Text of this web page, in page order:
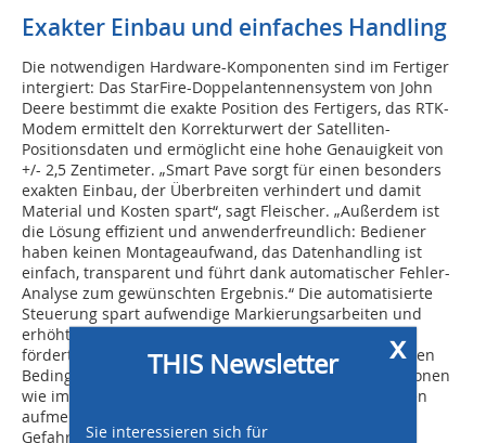
Exakter Einbau und einfaches Handling
Die notwendigen Hardware-Komponenten sind im Fertiger
intergiert: Das StarFire-Doppelantennensystem von John
Deere bestimmt die exakte Position des Fertigers, das RTK-
Modem ermittelt den Korrekturwert der Satelliten-
Positionsdaten und ermöglicht eine hohe Genauigkeit von
+/- 2,5 Zentimeter. „Smart Pave sorgt für einen besonders
exakten Einbau, der Überbreiten verhindert und damit
Material und Kosten spart“, sagt Fleischer. „Außerdem ist
die Lösung effizient und anwenderfreundlich: Bediener
haben keinen Montageaufwand, das Datenhandling ist
einfach, transparent und führt dank automatischer Fehler-
Analyse zum gewünschten Ergebnis.“ Die automatisierte
Steuerung spart aufwendige Markierungsarbeiten und
erhöht die Prozesssicherheit beim Einbau. Außerdem
fördert sie die Sicherheit der Anwender: Bei schwierigen
Bedingungen wie Dunkelheit oder in beengten Situationen
wie im fließenden Verkehr werden sie entlastet, können
aufmerksamer arbeiten und sich eher aus dem
Gefahrenbereich zurückziehen.
x
THIS Newsletter
Sie interessieren sich für